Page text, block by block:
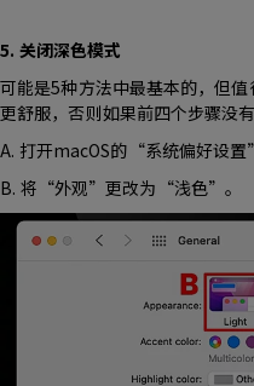
5. 关闭深色模式
可能是5种方法中最基本的，但
更舒服，否则如果前四个步骤没
A. 打开macOS的“系统偏好设
B. 将“外观”更改为“浅色”。